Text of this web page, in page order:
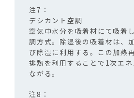
デシカント空調
空気中水分を吸着材にて吸着
調方式。除湿後の吸着材は、
び除湿に利用する。この加熱
排熱を利用することで1次エ
ながる。